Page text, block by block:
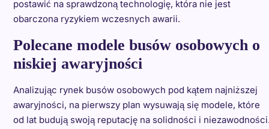
postawić na sprawdzoną technologię, która nie jest
obarczona ryzykiem wczesnych awarii.
Polecane modele busów osobowych o
niskiej awaryjności
Analizując rynek busów osobowych pod kątem najniższej
awaryjności, na pierwszy plan wysuwają się modele, które
od lat budują swoją reputację na solidności i